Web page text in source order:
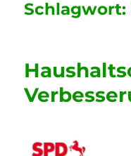
Schlagwort: